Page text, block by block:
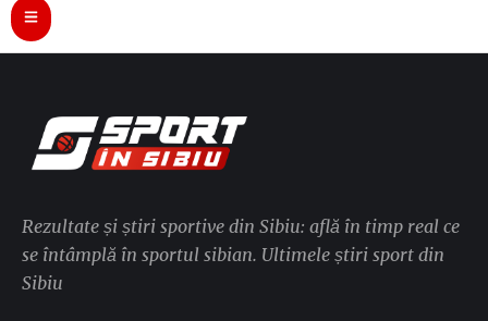
Rezultate și știri sportive din Sibiu: află în timp real ce
se întâmplă în sportul sibian. Ultimele știri sport din
Sibiu